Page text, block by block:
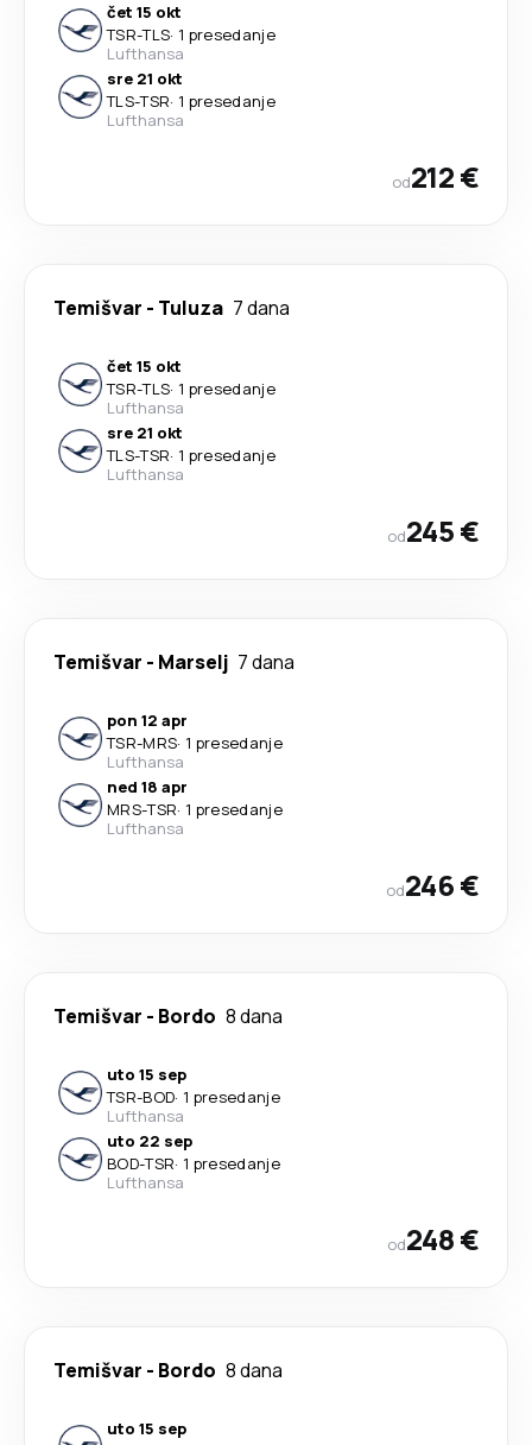
čet 15 okt
TSR-TLS· 1 presedanje
Lufthansa
sre 21 okt
TLS-TSR· 1 presedanje
Lufthansa
od212 €
Temišvar - Tuluza 7 dana
čet 15 okt
TSR-TLS· 1 presedanje
Lufthansa
sre 21 okt
TLS-TSR· 1 presedanje
Lufthansa
od245 €
Temišvar - Marselj 7 dana
pon 12 apr
TSR-MRS· 1 presedanje
Lufthansa
ned 18 apr
MRS-TSR· 1 presedanje
Lufthansa
od246 €
Temišvar - Bordo 8 dana
uto 15 sep
TSR-BOD· 1 presedanje
Lufthansa
uto 22 sep
BOD-TSR· 1 presedanje
Lufthansa
od248 €
Temišvar - Bordo 8 dana
uto 15 sep